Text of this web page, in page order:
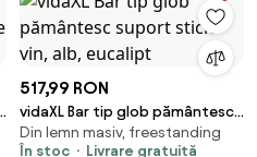
517,99 RON
vidaXL Bar tip glob pământesc
suport sticle vin, alb, eucalipt
Din lemn masiv, freestanding
În stoc
Livrare gratuită